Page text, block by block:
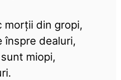
morții din gropi,
înspre dealuri,
miopi,